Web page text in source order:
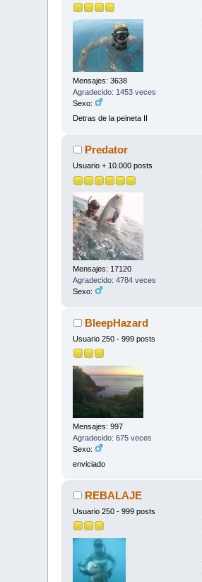
Mensajes: 3638
Agradecido: 1453 veces
Sexo:
Detras de la peineta II
Predator
Usuario + 10.000 posts
Mensajes: 17120
Agradecido: 4784 veces
Sexo:
BleepHazard
Usuario 250 - 999 posts
Mensajes: 997
Agradecido: 675 veces
Sexo:
enviciado
REBALAJE
Usuario 250 - 999 posts